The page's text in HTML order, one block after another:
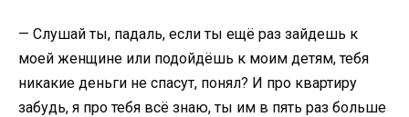
— Слушай ты, падаль, если ты ещё раз зайдешь к
моей женщине или подойдёшь к моим детям, тебя
никакие деньги не спасут, понял? И про квартиру
забудь, я про тебя всё знаю, ты им в пять раз больше